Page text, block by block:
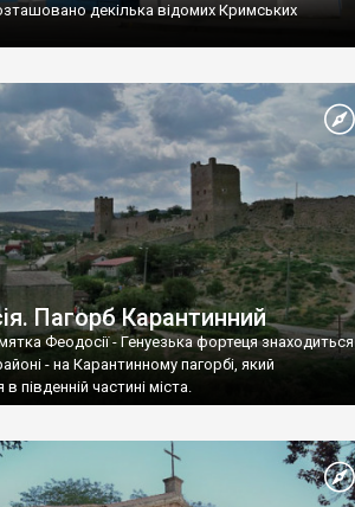
декілька відомих Кримських
Пагорб Карантинний
Феодосії - Генуезька фортеця знаходиться
- на Карантинному пагорбі, який
в південній частині міста.